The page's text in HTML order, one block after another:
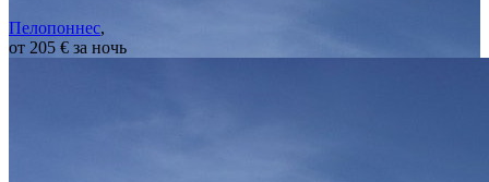
Пелопоннес,
от 205 € за ночь